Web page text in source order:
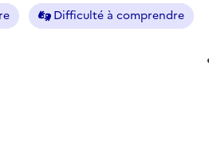
Difficulté à comprendre